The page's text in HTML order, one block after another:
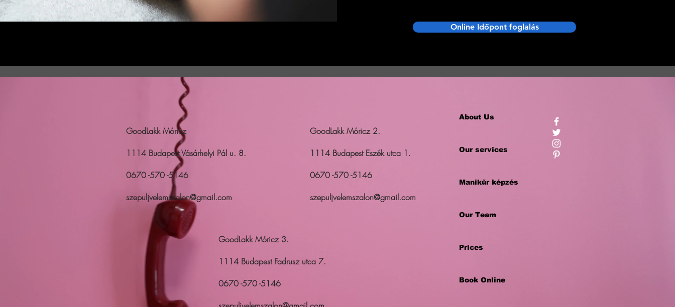
Online Időpont foglalás
GoodLakk Móricz
1114 Budapest Vásárhelyi Pál u. 8.
0670 -570 -5146
szepuljvelemszalon@gmail.com
GoodLakk Móricz 2.
1114 Budapest Eszék utca 1.
0670 -570 -5146
szepuljvelemszalon@gmail.com
GoodLakk Móricz 3.
1114 Budapest Fadrusz utca 7.
0670 -570 -5146
About Us
Our services
Manikűr képzés
Our Team
Prices
Book Online